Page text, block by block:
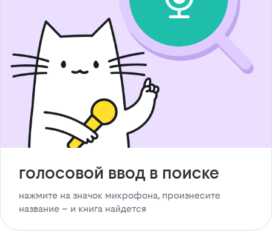
голосовой ввод в поиске
нажмите на значок микрофона, произнесите
название – и книга найдется